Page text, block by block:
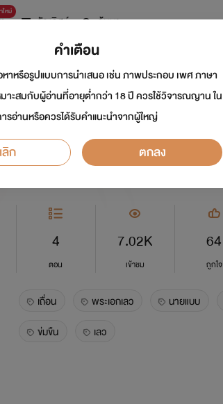
ใหม่
ธัญลิสต์ ค้นหา
ตราบาปคนเถื่อน
นักเขียน:นังตัวร้าย
อีโรติก
4
ตอน
7.02K
เข้าชม
64
ถูกใจ
เถื่อน พระเอกเลว นายแบบ
ข่มขืน
เลว
คำเตือน
หาหรือรูปแบบการนำเสนอ เช่น ภาพประกอบ เพศ ภาษา
มาะสมกับผู้อ่านที่อายุต่ำกว่า 18 ปี ควรใช้วิจารณญาน ใน
รอ่านหรือควรได้รับคำแนะนำจากผู้ใหญ่
ลิก ตกลง